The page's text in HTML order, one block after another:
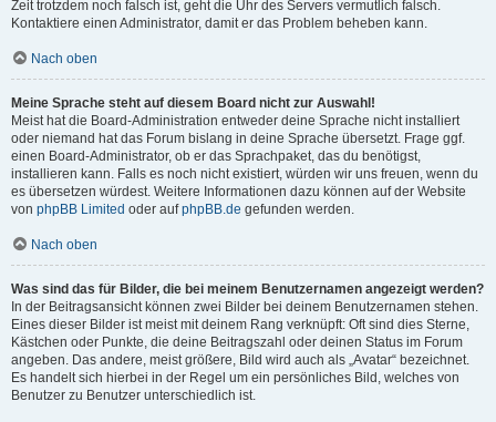
Zeit trotzdem noch falsch ist, geht die Uhr des Servers vermutlich falsch.
Kontaktiere einen Administrator, damit er das Problem beheben kann.
Nach oben
Meine Sprache steht auf diesem Board nicht zur Auswahl!
Meist hat die Board-Administration entweder deine Sprache nicht installiert
oder niemand hat das Forum bislang in deine Sprache übersetzt. Frage ggf.
einen Board-Administrator, ob er das Sprachpaket, das du benötigst,
installieren kann. Falls es noch nicht existiert, würden wir uns freuen, wenn du
es übersetzen würdest. Weitere Informationen dazu können auf der Website
von phpBB Limited oder aufphpBB.de gefunden werden.
Nach oben
Was sind das für Bilder, die bei meinem Benutzernamen angezeigt werden?
In der Beitragsansicht können zwei Bilder bei deinem Benutzernamen stehen.
Eines dieser Bilder ist meist mit deinem Rang verknüpft: Oft sind dies Sterne,
Kästchen oder Punkte, die deine Beitragszahl oder deinen Status im Forum
angeben. Das andere, meist größere, Bild wird auch als „Avatar“ bezeichnet.
Es handelt sich hierbei in der Regel um ein persönliches Bild, welches von
Benutzer zu Benutzer unterschiedlich ist.